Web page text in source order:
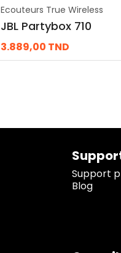
Ecouteurs True Wireless
JBL Partybox 710
3.889,00 TND
Support
Blog